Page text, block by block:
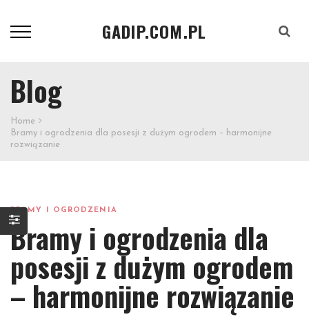
GADIP.COM.PL
Blog
Home
Bramy i ogrodzenia dla posesji z dużym ogrodem – harmonijne
rozwiązanie
BRAMY I OGRODZENIA
Bramy i ogrodzenia dla
posesji z dużym ogrodem
– harmonijne rozwiązanie